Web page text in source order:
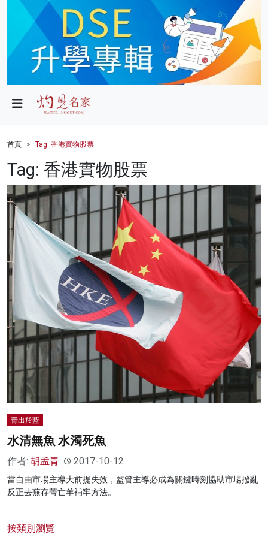
政局
財經
健康
商業
科技
名家榜
灼見活動
關於我們
首頁 Tag: 香港實物股票
Tag: 香港實物股票
青出於藍
水清無魚 水濁死魚
作者: 胡孟青 2017-10-12
當自由市場主導大前提失效，監管主導必成為關鍵時刻協助市場撥亂
反正去蕪存菁亡羊補牢方法。
按類別瀏覽